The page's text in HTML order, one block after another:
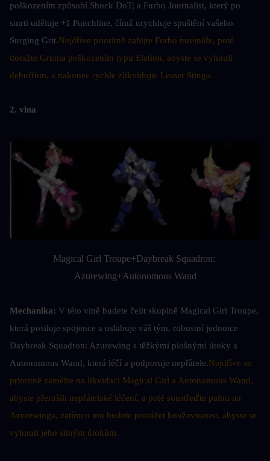
poškozením způsobí Shock DoT; a Furbo Journalist, který po
smrti uděluje +1 Punchline, čímž urychluje spuštění vašeho
Surging Grit.Nejdříve prioritně zabijte Furbo novináře, poté
doražte Grunta poškozením typu Elation, abyste se vyhnuli
debuffům, a nakonec rychle zlikvidujte Lesser Stinga.
2. vlna
Magical Girl Troupe+Daybreak Squadron:
Azurewing+Autonomous Wand
Mechanika: V této vlně budete čelit skupině Magical Girl Troupe,
která posiluje spojence a oslabuje váš tým, robustní jednotce
Daybreak Squadron: Azurewing s těžkými plošnými útoky a
Autonomous Wand, která léčí a podporuje nepřátele.Nejdříve se
prioritně zaměřte na likvidaci Magical Girl a Autonomous Wand,
abyste přerušili nepřátelské léčení, a poté soustřeďte palbu na
Azurewinga, zatímco mu budete prorážet houževnatost, abyste se
vyhnuli jeho silným útokům.